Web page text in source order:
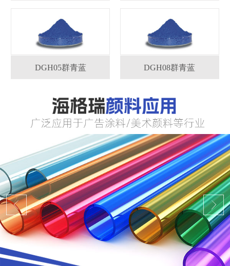
DGH05群青蓝 DGH08群青蓝